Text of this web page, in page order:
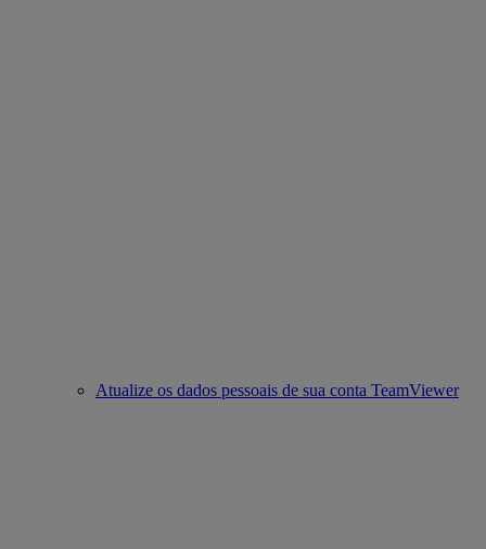
Atualize os dados pessoais de sua conta TeamViewer